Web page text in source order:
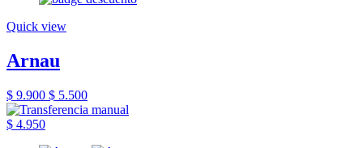
Quick view
Arnau
$ 9.900 $ 5.500
$ 4.950